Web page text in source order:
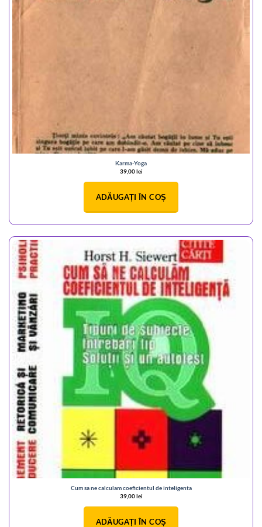
Karma-Yoga
39,00lei
ADĂUGAȚI ÎN COȘ
Cum sa ne calculam coeficientul de inteligenta
39,00lei
ADĂUGAȚI ÎN COȘ